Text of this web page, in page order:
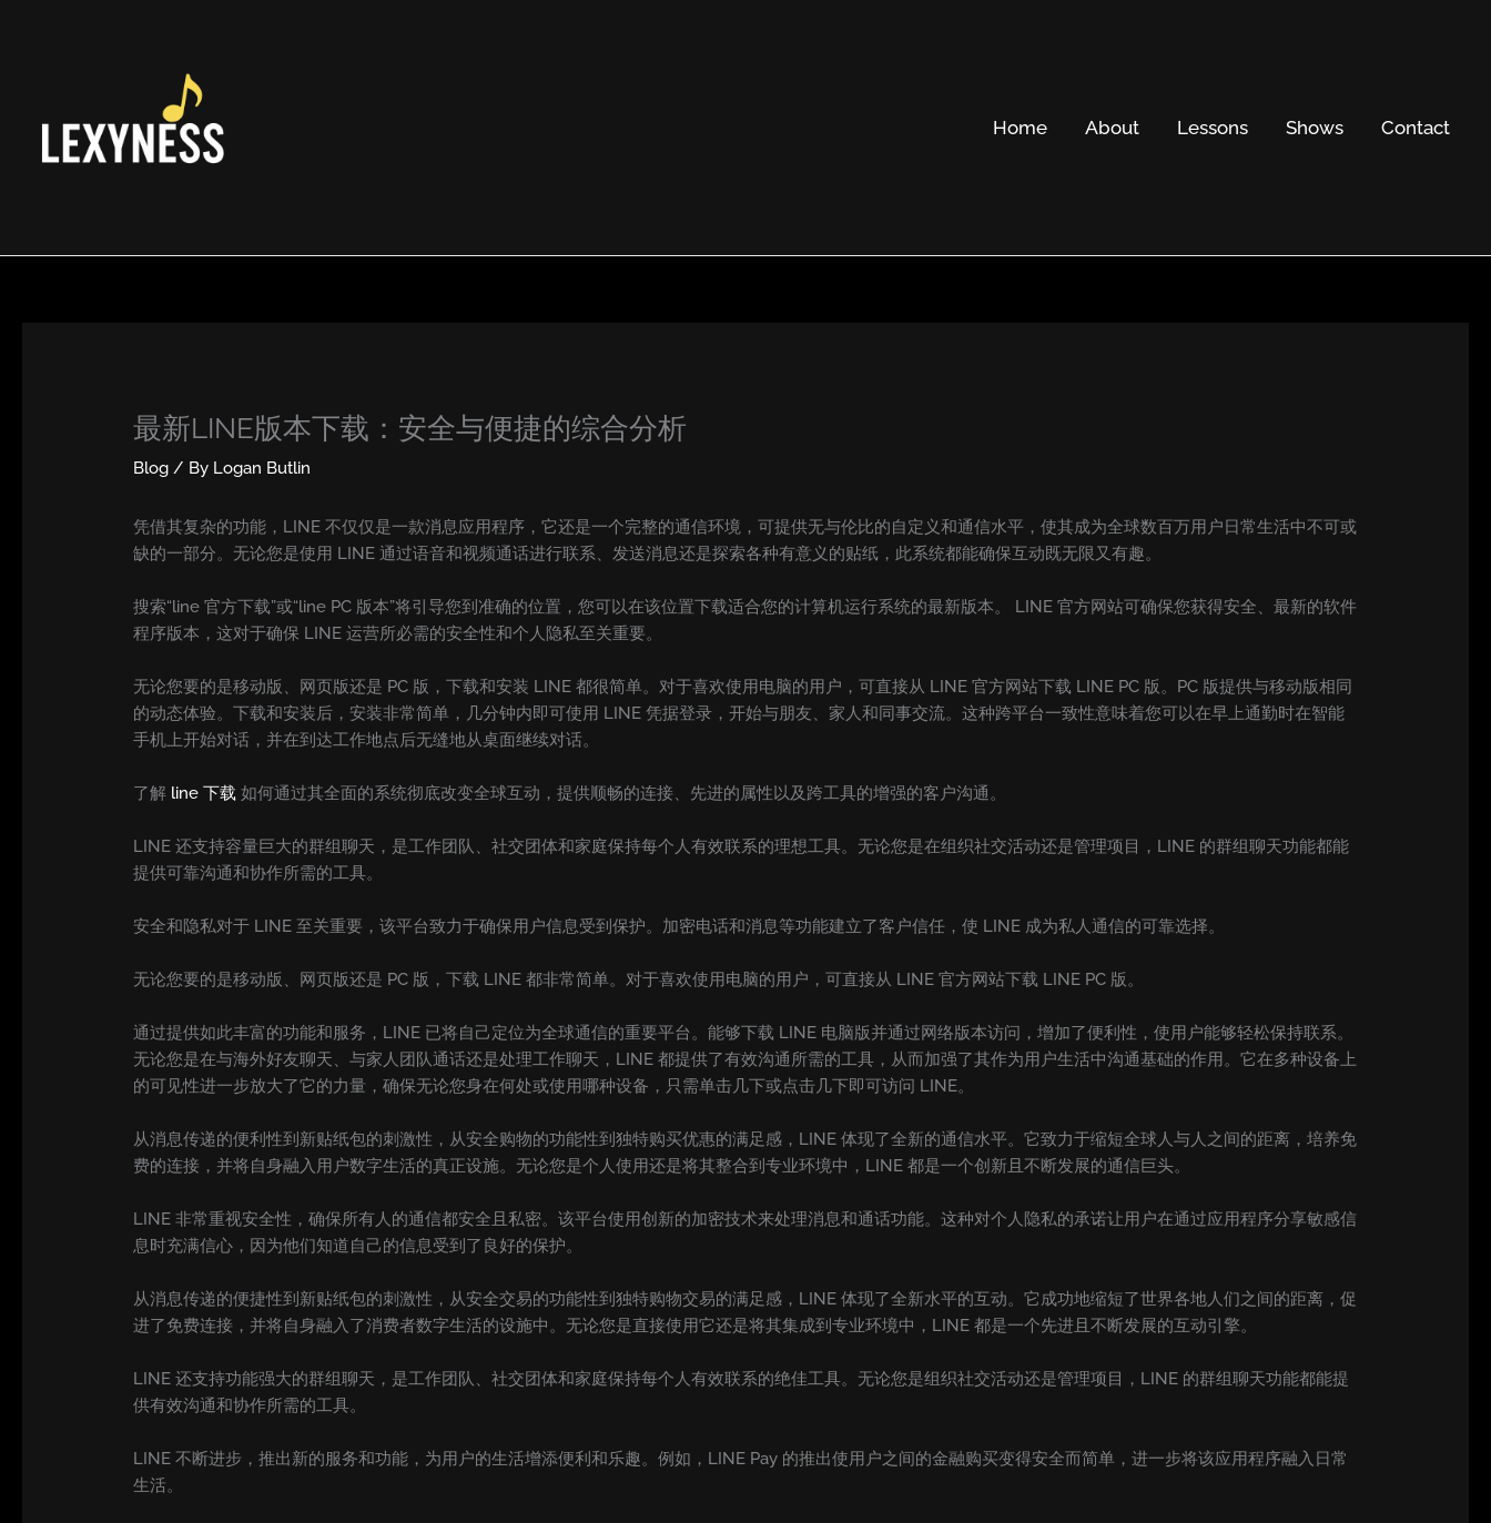
Home About Lessons Shows Contact
最新LINE版本下载：安全与便捷的综合分析
Blog / By Logan Butlin
凭借其复杂的功能，LINE 不仅仅是一款消息应用程序，它还是一个完整的通信环境，可提供无与伦比的自定义和通信水平，使其成为全球数百万用户日常生活中不可或
缺的一部分。无论您是使用 LINE 通过语音和视频通话进行联系、发送消息还是探索各种有意义的贴纸，此系统都能确保互动既无限又有趣。
搜索“line 官方下载”或“line PC 版本”将引导您到准确的位置，您可以在该位置下载适合您的计算机运行系统的最新版本。 LINE 官方网站可确保您获得安全、最新的软件
程序版本，这对于确保 LINE 运营所必需的安全性和个人隐私至关重要。
无论您要的是移动版、网页版还是 PC 版，下载和安装 LINE 都很简单。对于喜欢使用电脑的用户，可直接从 LINE 官方网站下载 LINE PC 版。PC 版提供与移动版相同
的动态体验。下载和安装后，安装非常简单，几分钟内即可使用 LINE 凭据登录，开始与朋友、家人和同事交流。这种跨平台一致性意味着您可以在早上通勤时在智能
手机上开始对话，并在到达工作地点后无缝地从桌面继续对话。
了解 line 下载 如何通过其全面的系统彻底改变全球互动，提供顺畅的连接、先进的属性以及跨工具的增强的客户沟通。
LINE 还支持容量巨大的群组聊天，是工作团队、社交团体和家庭保持每个人有效联系的理想工具。无论您是在组织社交活动还是管理项目，LINE 的群组聊天功能都能
提供可靠沟通和协作所需的工具。
安全和隐私对于 LINE 至关重要，该平台致力于确保用户信息受到保护。加密电话和消息等功能建立了客户信任，使 LINE 成为私人通信的可靠选择。
无论您要的是移动版、网页版还是 PC 版，下载 LINE 都非常简单。对于喜欢使用电脑的用户，可直接从 LINE 官方网站下载 LINE PC 版。
通过提供如此丰富的功能和服务，LINE 已将自己定位为全球通信的重要平台。能够下载 LINE 电脑版并通过网络版本访问，增加了便利性，使用户能够轻松保持联系。
无论您是在与海外好友聊天、与家人团队通话还是处理工作聊天，LINE 都提供了有效沟通所需的工具，从而加强了其作为用户生活中沟通基础的作用。它在多种设备上
的可见性进一步放大了它的力量，确保无论您身在何处或使用哪种设备，只需单击几下或点击几下即可访问 LINE。
从消息传递的便利性到新贴纸包的刺激性，从安全购物的功能性到独特购买优惠的满足感，LINE 体现了全新的通信水平。它致力于缩短全球人与人之间的距离，培养免
费的连接，并将自身融入用户数字生活的真正设施。无论您是个人使用还是将其整合到专业环境中，LINE 都是一个创新且不断发展的通信巨头。
LINE 非常重视安全性，确保所有人的通信都安全且私密。该平台使用创新的加密技术来处理消息和通话功能。这种对个人隐私的承诺让用户在通过应用程序分享敏感信
息时充满信心，因为他们知道自己的信息受到了良好的保护。
从消息传递的便捷性到新贴纸包的刺激性，从安全交易的功能性到独特购物交易的满足感，LINE 体现了全新水平的互动。它成功地缩短了世界各地人们之间的距离，促
进了免费连接，并将自身融入了消费者数字生活的设施中。无论您是直接使用它还是将其集成到专业环境中，LINE 都是一个先进且不断发展的互动引擎。
LINE 还支持功能强大的群组聊天，是工作团队、社交团体和家庭保持每个人有效联系的绝佳工具。无论您是组织社交活动还是管理项目，LINE 的群组聊天功能都能提
供有效沟通和协作所需的工具。
LINE 不断进步，推出新的服务和功能，为用户的生活增添便利和乐趣。例如，LINE Pay 的推出使用户之间的金融购买变得安全而简单，进一步将该应用程序融入日常
生活。